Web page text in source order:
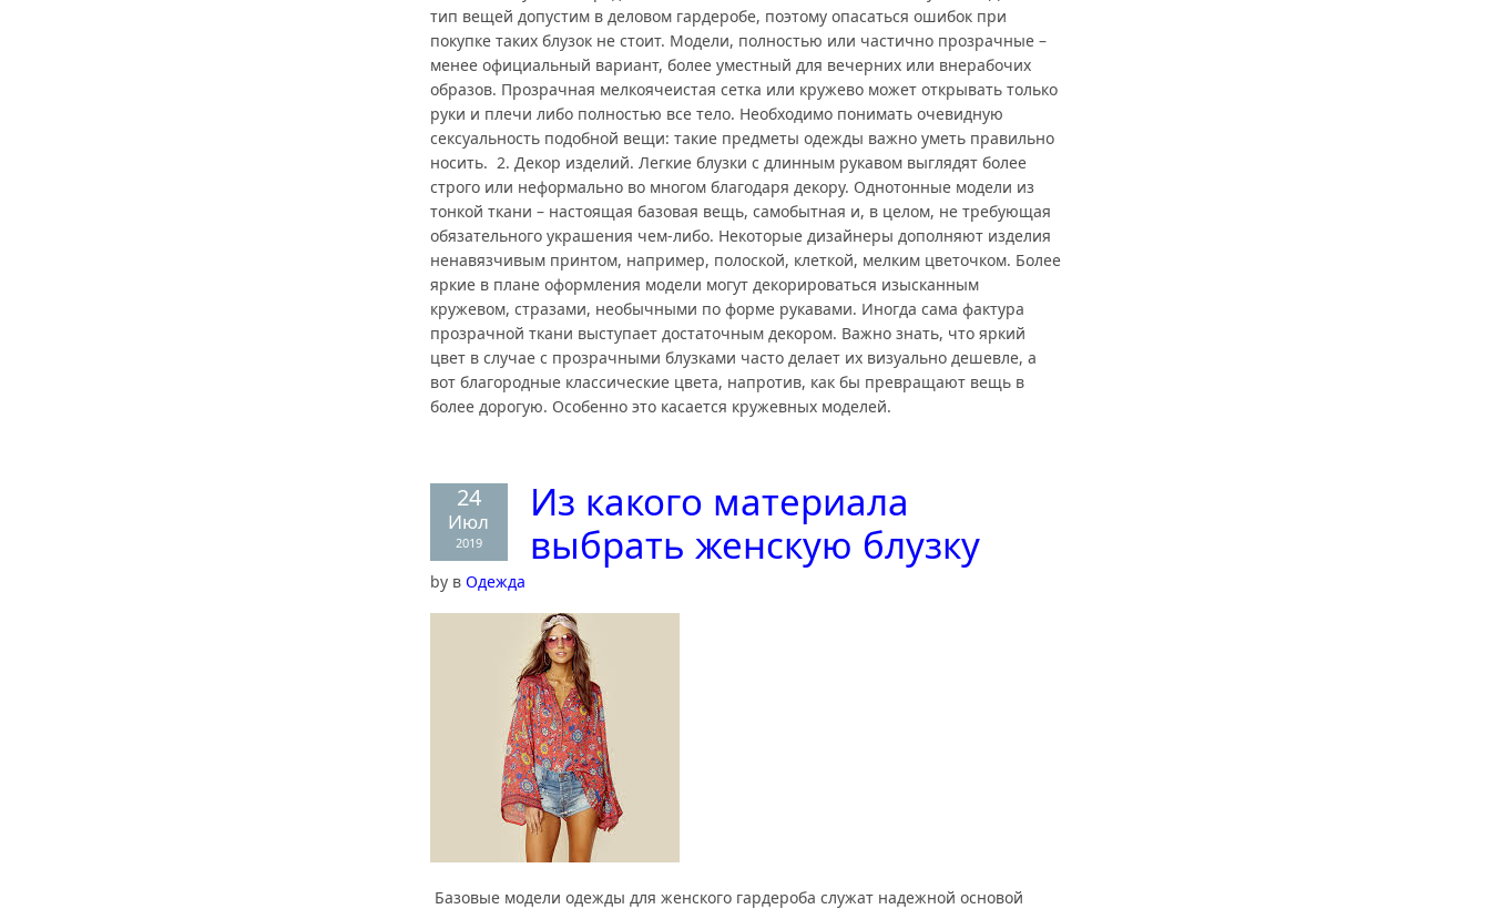
тип вещей допустим в деловом гардеробе, поэтому опасаться ошибок при
покупке таких блузок не стоит. Модели, полностью или частично прозрачные –
менее официальный вариант, более уместный для вечерних или внерабочих
образов. Прозрачная мелкоячеистая сетка или кружево может открывать только
руки и плечи либо полностью все тело. Необходимо понимать очевидную
сексуальность подобной вещи: такие предметы одежды важно уметь правильно
носить. 2. Декор изделий. Легкие блузки с длинным рукавом выглядят более
строго или неформально во многом благодаря декору. Однотонные модели из
тонкой ткани – настоящая базовая вещь, самобытная и, в целом, не требующая
обязательного украшения чем-либо. Некоторые дизайнеры дополняют изделия
ненавязчивым принтом, например, полоской, клеткой, мелким цветочком. Более
яркие в плане оформления модели могут декорироваться изысканным
кружевом, стразами, необычными по форме рукавами. Иногда сама фактура
прозрачной ткани выступает достаточным декором. Важно знать, что яркий
цвет в случае с прозрачными блузками часто делает их визуально дешевле, а
вот благородные классические цвета, напротив, как бы превращают вещь в
более дорогую. Особенно это касается кружевных моделей.
24
Июл
2019
Из какого материала
выбрать женскую блузку
by в Одежда
Базовые модели одежды для женского гардероба служат надежной основой